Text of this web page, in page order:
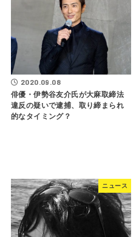
2020.09.08
俳優・伊勢谷友介氏が大麻取締法
違反の疑いで逮捕、取り締まられ
的なタイミング？
ニュース